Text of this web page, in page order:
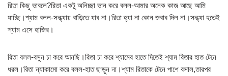
রিতা কিছু ভাবলে?রিতা একটু অনিচ্ছা ভান করে বলল-আমার অনেক কাজ আছে আমি
যাচ্ছি।শ্যাম বলল-সন্ধ্যায় বাড়িতে যাব না।রিতা হ্যা না কোন জবাব দিল না।সন্ধ্যা হতেই
শ্যাম এসে হাজির।
রিতা বলল-বসুন চা করে আনছি।রিতা চা করে শ্যামের হাতে দিতেই শ্যাম রিতার হাত টেনে
ধরল।রিতা ন্যাকামো করে বলল-হাত ছাড়ুন না।শ্যাম রিতাকে টেনে পাশে বসাল,তারপর